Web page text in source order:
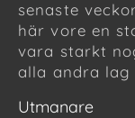
senaste
här vore en
vara starkt
alla andra
Utmanare